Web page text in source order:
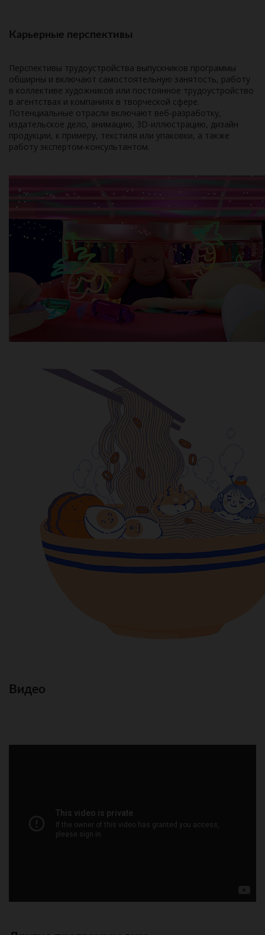
Карьерные перспективы
Перспективы трудоустройства выпускников программы
обширны и включают самостоятельную занятость, работу
в коллективе художников или постоянное трудоустройство
в агентствах и компаниях в творческой сфере.
Потенциальные отрасли включают веб-разработку,
издательское дело, анимацию, 3D-иллюстрацию, дизайн
продукции, к примеру, текстиля или упаковки, а также
работу экспертом-консультантом.
Видео